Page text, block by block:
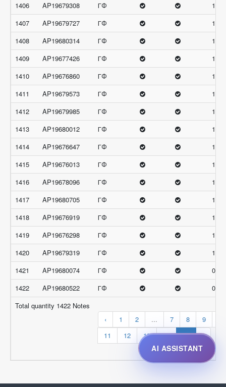
1406
AP19679308 ГФ
1407
AP19679727 ГФ
1408
AP19680314 ГФ
1409
AP19677426 ГФ
15
1410
AP19676860 ГФ
1411
AP19679573 ГФ
1412
AP19679985 ГФ
1413
AP19680012 ГФ
1414
AP19676647 ГФ
13
1415
AP19676013 ГФ
1416
AP19678096 ГФ
1417
AP19680705 ГФ
1418
AP19676919 ГФ
1419
AP19676298 ГФ
12
1420
AP19679319 ГФ
12
1421
AP19680074 ГФ
0
1422
AP19680522 ГФ
0
Total quantity 1422 Notes
‹
1 2 ... 7 8 9
11
12 13 14 15 ›
AI ASSISTANT